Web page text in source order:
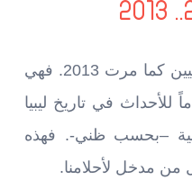
لم يمر عام على الليبيين كما مرت 2013. فهي
للأحداث في تاريخ ليبيا
–بحسب ظني-. فهذه
من مدخل لأحلامنا.